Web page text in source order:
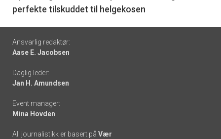
perfekte tilskuddet til helgekosen
Footer
-
links
Ansvarlig redaktør:
Aase E. Jacobsen
Daglig leder:
Jan H. Amundsen
Event manager:
Mina Hovden
All journalistikk er basert på Vær